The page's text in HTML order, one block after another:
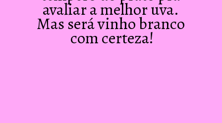
avaliar a melhor uva.
Mas será vinho branco
com certeza!